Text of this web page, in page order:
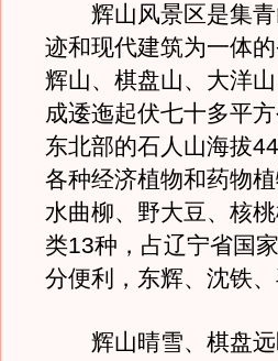
辉山风景区是集青
迹和现代建筑为一体
辉山、棋盘山、大洋
成逶迤起伏七十多平
东北部的石人山海拔
各种经济植物和药物
水曲柳、野大豆、核
类13种，占辽宁省国
分便利，东辉、沈铁
辉山晴雪、棋盘远